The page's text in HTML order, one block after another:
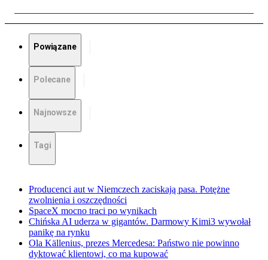
Powiązane
Polecane
Najnowsze
Tagi
Producenci aut w Niemczech zaciskają pasa. Potężne
zwolnienia i oszczędności
SpaceX mocno traci po wynikach
Chińska AI uderza w gigantów. Darmowy Kimi3 wywołał
panikę na rynku
Ola Källenius, prezes Mercedesa: Państwo nie powinno
dyktować klientowi, co ma kupować